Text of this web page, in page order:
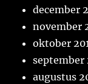
december
november
oktober
september
augustus